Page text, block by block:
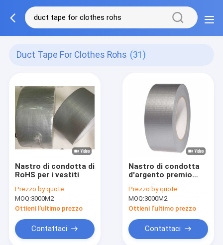
Duct Tape For Clothes Rohs (31)
Nastro di condotta di
RoHS per i vestiti
Prezzo:by quote
MOQ:3000M2
Ottieni l'ultimo prezzo
Contattaci
Nastro di condotta
d'argento premio
variopinta del nastro
70 dello strappo
facile dei vestiti
Prezzo:by quote
MOQ:3000M2
Ottieni l'ultimo prezzo
Contattaci